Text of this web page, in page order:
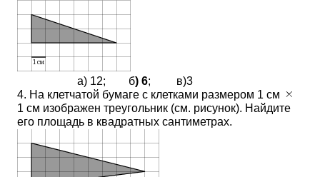
а) 12; б) 6; в)3
4. На клетчатой бумаге с клетками размером 1 см
1 см изображен треугольник (см. рисунок). Найдите
его площадь в квадратных сантиметрах.